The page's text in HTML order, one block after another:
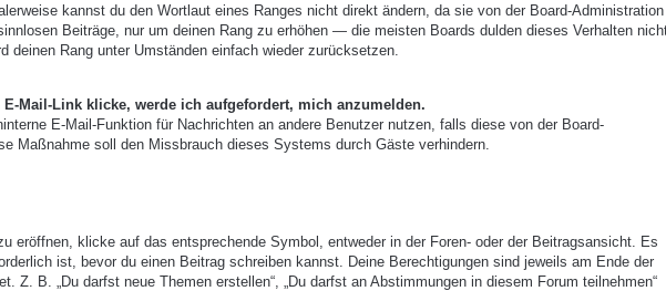
kannst du den Wortlaut eines Ranges nicht direkt ändern, da sie von der Board-Administration
Beiträge, nur um deinen Rang zu erhöhen — die meisten Boards dulden dieses Verhalten
deinen Rang unter Umständen einfach wieder zurücksetzen.
Mail-Link klicke, werde ich aufgefordert, mich anzumelden.
E-Mail-Funktion für Nachrichten an andere Benutzer nutzen, falls diese von der Board-
Maßnahme soll den Missbrauch dieses Systems durch Gäste verhindern.
eröffnen, klicke auf das entsprechende Symbol, entweder in der Foren- oder der Beitragsansicht. Es
ist, bevor du einen Beitrag schreiben kannst. Deine Berechtigungen sind jeweils am Ende der
Z. B. „Du darfst neue Themen erstellen“, „Du darfst an Abstimmungen in diesem Forum teilnehmen“